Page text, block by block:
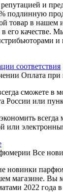
и
подлинную
товар в нашем
его качестве.
и
соответствия
Оплата при
сможете в
России или
всегда
или
Все
новинки
магазине. Вы
2022 года в